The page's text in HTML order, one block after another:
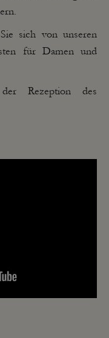
sich von unseren
für Damen und
Rezeption des